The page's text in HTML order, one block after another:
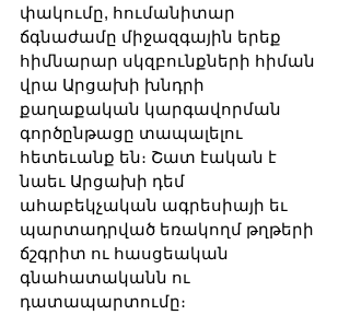
փակումը, հումանիտար
ճգնաժամը միջազգային երեք
հիմնարար սկզբունքների հիման
վրա Արցախի խնդրի
քաղաքական կարգավորման
գործընթացը տապալելու
հետեւանք են։ Շատ էական է
նաեւ Արցախի դեմ
ահաբեկչական ագրեսիայի եւ
պարտադրված եռակողմ թղթերի
ճշգրիտ ու հասցեական
գնահատականն ու
դատապարտումը։